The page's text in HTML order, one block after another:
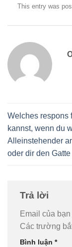
This entry was
Welches respons
kannst, wenn du
Alleinstehender
oder dir den
Trả lời
Email của
Các trường
Bình luận *